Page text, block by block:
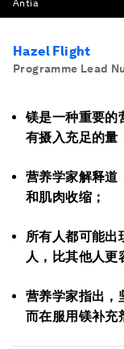
Antía
Hazel Flight
Programme Lead
镁是一种重要的
有摄入充足的量
营养学家解释道
和肌肉收缩；
所有人都可能出
人，比其他人更
营养学家指出，
而在服用镁补充